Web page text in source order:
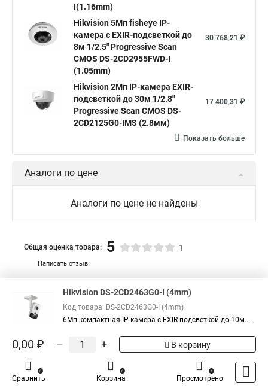
Нikvision микрофон Hikvision поворотная
Hikvision порты
I(1.16mm)
Hikvision 5Мп fisheye IP-
камера c EXIR-подсветкой до
8м 1/2.5" Progressive Scan
CMOS DS-2CD2955FWD-I
(1.05mm)
30 768,21 ₽
Hikvision 2Мп IP-камера EXIR-
подсветкой до 30м 1/2.8"
Progressive Scan CMOS DS-
2CD2125G0-IMS (2.8мм)
17 400,31 ₽
Показать больше
Аналоги по цене
Аналоги по цене не найдены
Написать отзыв
Общая оценка товара: 5 1
Официальный поставщик компании
России
Hikvision DS-2CD2463G0-I (4mm)
Код товара: DS-2CD2463G0-I (4mm)
6Мп компактная IP-камера с EXIR-подсветкой до 10м...
0,00 ₽ – + В корзину
Сравнить
0
Корзина
0
Просмотрено
1